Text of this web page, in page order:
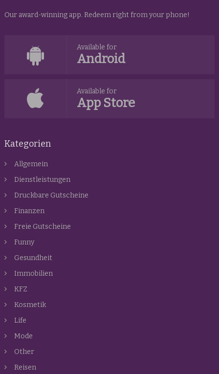
Our award-winning app. Redeem right from your phone!
Available for
Android
Available for
App Store
Kategorien
Allgemein
Dienstleistungen
Druckbare Gutscheine
Finanzen
Freie Gutscheine
Funny
Gesundheit
Immobilien
KFZ
Kosmetik
Life
Mode
Other
Reisen